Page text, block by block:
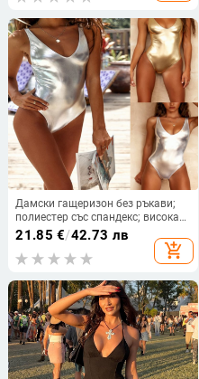
Дамски гащеризон без ръкави;
полиестер със спандекс; висока
талия; три четвърти крачол;
микроеластична материя
21.85 €/42.73 лв
add_shopping_cart